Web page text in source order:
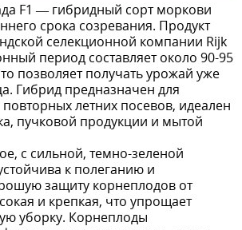
F1 — гибридный сорт моркови
срока созревания. Продукт
селекционной компании Rijk
период составляет около 90-95
позволяет получать урожай уже
Гибрид предназначен для
летних посевов, идеален
пучковой продукции и мытой
с сильной, темно-зеленой
к полеганию и
защиту корнеплодов от
и крепкая, что упрощает
уборку. Корнеплоды